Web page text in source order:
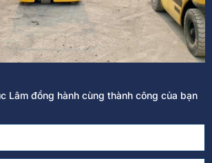
Lâm đồng hành cùng thành công của bạn